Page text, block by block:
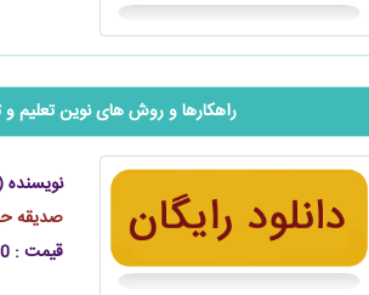
راهکارها و روش‌ های نوین تعلیم
نویسنده
صدیقه
قیمت : 20.000 ریال